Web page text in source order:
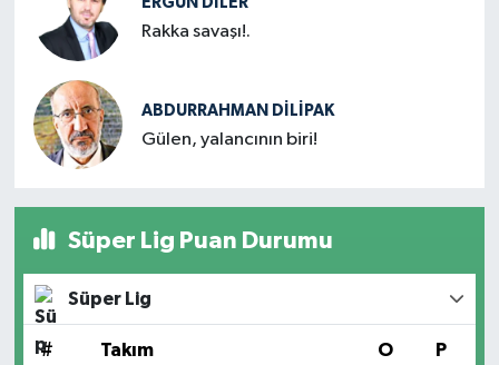
Rakka savaşı!.
ABDURRAHMAN DİLİPAK
Gülen, yalancının biri!
Süper Lig Puan Durumu
Süper Lig
# Takım O P